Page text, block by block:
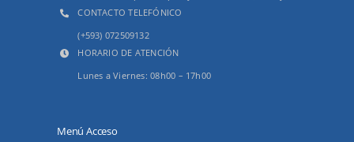
CONTACTO TELEFÓNICO
(+593) 072509132
HORARIO DE ATENCIÓN
Lunes a Viernes: 08h00 – 17h00
Menú Acceso